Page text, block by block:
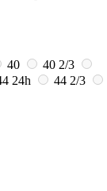
40
40 2/3
24h
44 2/3